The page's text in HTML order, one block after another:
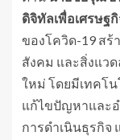
ดิจิทัลเพื่อเศรษฐ
ของโควิด-19 สร้
สังคม และสิ่งแว
ใหม่ โดยมีเทคโ
แก้ไขปัญหาและ
การดำเนินธุรกิจ